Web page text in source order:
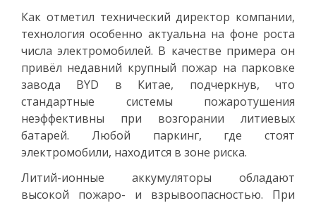
Как отметил технический директор компании,
технология особенно актуальна на фоне роста
числа электромобилей. В качестве примера он
привёл недавний крупный пожар на парковке
завода BYD в Китае, подчеркнув, что
стандартные системы пожаротушения
неэффективны при возгорании литиевых
батарей. Любой паркинг, где стоят
электромобили, находится в зоне риска.
Литий-ионные аккумуляторы обладают
высокой пожаро- и взрывоопасностью. При